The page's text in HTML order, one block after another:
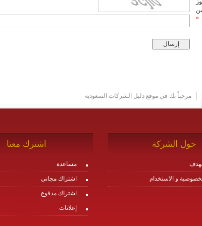
*
مرحباً بك في موقع دليل الشركات السعودية
حول الشركة
و الاستخدام
اشترك معنا
مساعدة
اشتراك مجاني
اشتراك مدفوع
إعلانات